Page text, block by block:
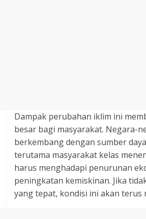
Dampak perubahan iklim ini
besar bagi masyarakat. Negara-
berkembang dengan sumber
terutama masyarakat kelas
harus menghadapi penurunan
peningkatan kemiskinan. Jika
yang tepat, kondisi ini akan terus